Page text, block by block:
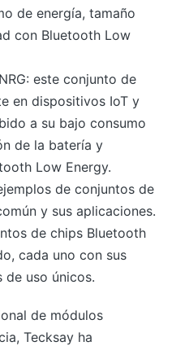
de energía, tamaño
con Bluetooth Low
este conjunto de
en dispositivos IoT y
a su bajo consumo
de la batería y
Low Energy.
de conjuntos de
y sus aplicaciones.
de chips Bluetooth
cada uno con sus
de uso únicos.
de módulos
Tecksay ha